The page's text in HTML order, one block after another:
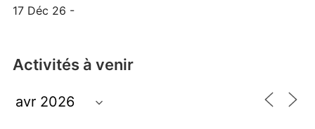
17 Déc 26 -
Activités à venir